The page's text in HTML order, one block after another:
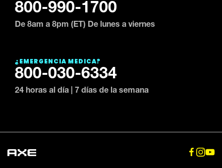
800-990-1700
De 8am a 8pm (ET) De lunes a viernes
¿EMERGENCIA MÉDICA?
800-030-6334
24 horas al día | 7 días de la semana